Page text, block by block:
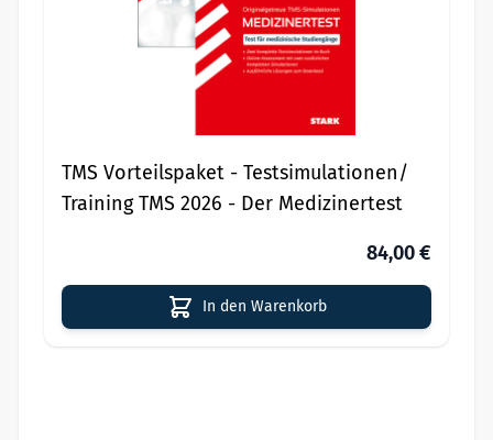
TMS Vorteilspaket - Testsimulationen/
Training TMS 2026 - Der Medizinertest
84,00 €
In den Warenkorb